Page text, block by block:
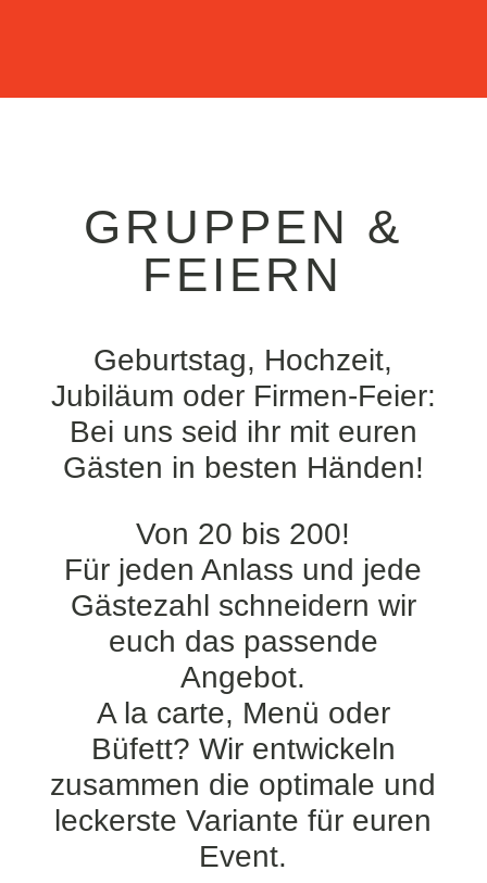
GRUPPEN &
FEIERN
Geburtstag, Hochzeit,
Jubiläum oder Firmen-Feier:
Bei uns seid ihr mit euren
Gästen in besten Händen!
Von 20 bis 200!
Für jeden Anlass und jede
Gästezahl schneidern wir
euch das passende
Angebot.
A la carte, Menü oder
Büfett? Wir entwickeln
zusammen die optimale und
leckerste Variante für euren
Event.